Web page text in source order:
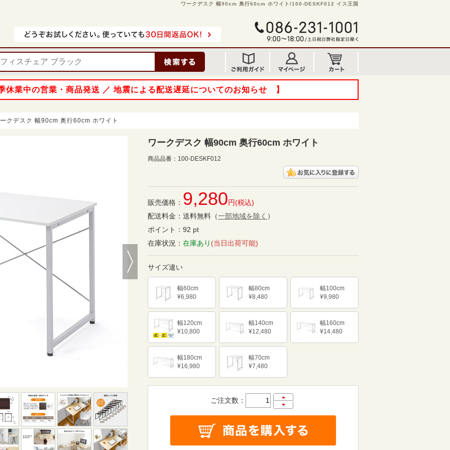
ワークデスク 幅90cm 奥行60cm ホワイト/100-DESKF012 イス王国
業中の営業・商品発送 ／ 地震による配送遅延についてのお知らせ 】
クデスク 幅90cm 奥行60cm ホワイト
Next
ワークデスク 幅90cm 奥行60cm ホワイト
商品品番： 100-DESKF012
販売価格： 9,280円(税込)
配送料金： 送料無料 （一部地域を除く ）
ポイント： 92 pt
在庫状況： 在庫あり (当日出荷可能)
サイズ違い
幅60cm
¥6,980
幅80cm
¥8,480
幅100cm
¥9,980
幅120cm
¥10,800
幅140cm
¥12,480
幅160cm
¥14,480
幅180cm
¥16,980
幅70cm
¥7,480
ご注文数：